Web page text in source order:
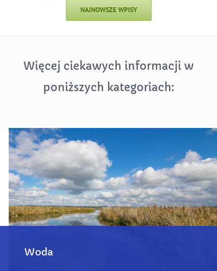
NAJNOWSZE WPISY
Więcej ciekawych informacji w
poniższych kategoriach:
Woda